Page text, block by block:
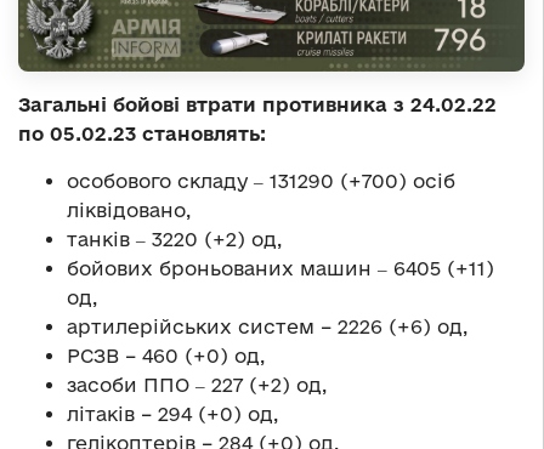
Загальні бойові втрати противника з 24.02.22
по 05.02.23 становлять:
особового складу ‒ 131290 (+700) осіб
ліквідовано,
танків ‒ 3220 (+2) од,
бойових броньованих машин ‒ 6405 (+11)
од,
артилерійських систем – 2226 (+6) од,
РСЗВ – 460 (+0) од,
засоби ППО ‒ 227 (+2) од,
літаків – 294 (+0) од,
гелікоптерів – 284 (+0) од,